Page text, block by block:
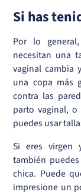
Si has
Por lo
necesitan una
vaginal cambia
una copa más
contra las
parto vaginal,
puedes usar
Si eres virgen
también
chica. Puede
impresione un